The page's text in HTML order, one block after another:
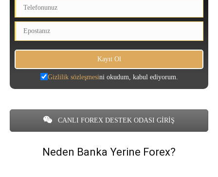
Gizlilik sözleşmesini okudum, kabul ediyorum.
CANLI FOREX DESTEK ODASI GİRİŞ
Neden Banka Yerine Forex?